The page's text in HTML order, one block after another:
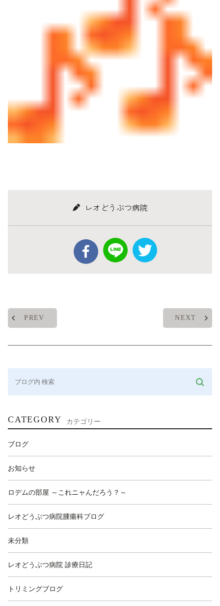
レオどうぶつ病院
PREV NEXT
CATEGORY カテゴリー
ブログ
お知らせ
ロデムの部屋 ～これニャんだろう？～
レオどうぶつ病院腫瘍科ブログ
未分類
レオどうぶつ病院 診療日記
トリミングブログ